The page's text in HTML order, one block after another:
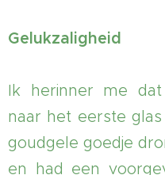
Gelukzaligheid
Ik herinner me dat
naar het eerste
goudgele goedje
en had een